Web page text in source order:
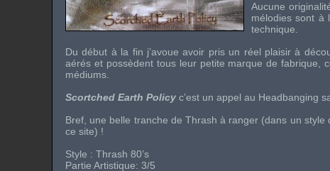
Aucune
mélodies sont à
technique.
Du début à la fin j’avoue avoir pris un réel plaisir à
aérés et possèdent tous leur petite marque de fabrique,
médiums.
Scortched Earth Policy c’est un appel au Headbanging
Bref, une belle tranche de Thrash à ranger (dans un style
ce site) !
Style : Thrash 80’s
Partie Artistique: 3/5